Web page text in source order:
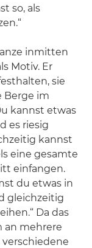
so, als
inmitten
Motiv. Er
sie
Berge im
kannst etwas
es riesig
kannst
eine gesamte
einfangen.
du etwas in
gleichzeitig
Da das
an mehrere